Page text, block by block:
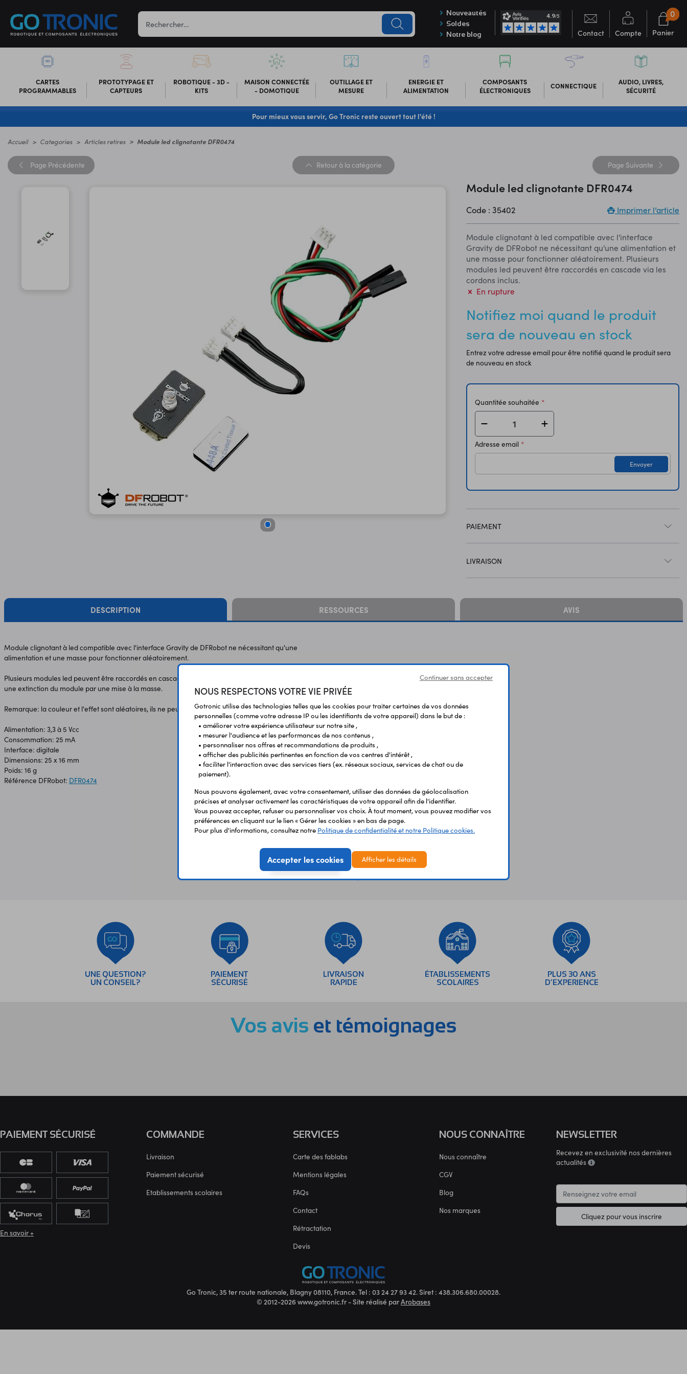
Nouveautés
Soldes
Notre blog
Contact Compte Panier
0
CARTES
PROGRAMMABLES
PROTOTYPAGE ET
CAPTEURS
ROBOTIQUE - 3D -
KITS
MAISON CONNECTÉE
- DOMOTIQUE
OUTILLAGE ET
MESURE
ENERGIE ET
ALIMENTATION
COMPOSANTS
ÉLECTRONIQUES
CONNECTIQUE
AUDIO, LIVRES,
SÉCURITÉ
Pour mieux vous servir, Go Tronic reste ouvert tout l'été !
Accueil Categories Articles retires Module led clignotante DFR0474
Page Précédente Retour à la catégorie Page Suivante
Module led clignotante DFR0474
Code : 35402 Imprimer l’article
Module clignotant à led compatible avec l'interface
Gravity de DFRobot ne nécessitant qu'une alimentation et
une masse pour fonctionner aléatoirement. Plusieurs
modules led peuvent être raccordés en cascade via les
cordons inclus.
En rupture
Notifiez moi quand le produit
sera de nouveau en stock
Entrez votre adresse email pour être notifié quand le produit sera
de nouveau en stock
Quantitée souhaitée
Adresse email
Envoyer
PAIEMENT
LIVRAISON
DESCRIPTION RESSOURCES AVIS
Module clignotant à led compatible avec l'interface Gravity de DFRobot ne nécessitant qu'une
alimentation et une masse pour fonctionner aléatoirement.
Plusieurs modules led peuvent être raccordés en cascade via les cordons inclus. La broche signal permet
une extinction du module par une mise à la masse.
Remarque: la couleur et l'effet sont aléatoires, ils ne peuvent être définis manuellement.
Alimentation: 3,3 à 5 Vcc
Consommation: 25 mA
Interface: digitale
Dimensions: 25 x 16 mm
Poids: 16 g
Référence DFRobot: DFR0474
Vous avez déja consulté
UNE QUESTION?
UN CONSEIL?
PAIEMENT
SÉCURISÉ
LIVRAISON
RAPIDE
ÉTABLISSEMENTS
SCOLAIRES
PLUS 30 ANS
D’EXPERIENCE
Vos avis et témoignages
COMMANDE
Livraison
Paiement sécurisé
Etablissements scolaires
SERVICES
Carte des fablabs
Mentions légales
FAQs
Contact
Rétractation
Devis
NOUS CONNAÎTRE
Nous connaître
CGV
Blog
Nos marques
NEWSLETTER
Recevez en exclusivité nos dernières
actualités
Cliquez pour vous inscrire
PAIEMENT SÉCURISÉ
En savoir +
Go Tronic, 35 ter route nationale, Blagny 08110, France. Tel : 03 24 27 93 42. Siret : 438.306.680.00028.
© 2012-2026 www.gotronic.fr - Site réalisé parArobases
Continuer sans accepter
NOUS RESPECTONS VOTRE VIE PRIVÉE
Gotronic utilise des technologies telles que les cookies pour traiter certaines de vos données
personnelles (comme votre adresse IP ou les identifiants de votre appareil) dans le but de :
• améliorer votre expérience utilisateur sur notre site ,
• mesurer l'audience et les performances de nos contenus ,
• personnaliser nos offres et recommandations de produits ,
• afficher des publicités pertinentes en fonction de vos centres d'intérêt ,
• faciliter l'interaction avec des services tiers (ex. réseaux sociaux, services de chat ou de
paiement).
Nous pouvons également, avec votre consentement, utiliser des données de géolocalisation
précises et analyser activement les caractéristiques de votre appareil afin de l'identifier.
Vous pouvez accepter, refuser ou personnaliser vos choix. À tout moment, vous pouvez modifier vos
préférences en cliquant sur le lien « Gérer les cookies » en bas de page.
Pour plus d'informations, consultez notre Politique de confidentialité et notre Politique cookies.
Accepter les cookies Afficher les détails